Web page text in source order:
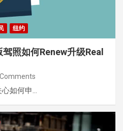
纽约
照如何Renew升级Real
如何申…